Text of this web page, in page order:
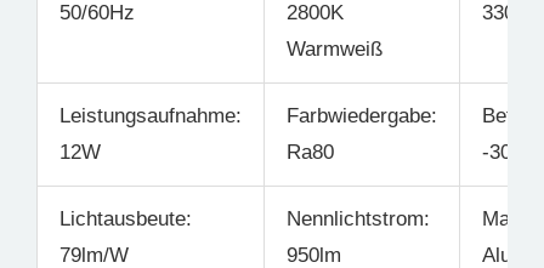
50/60Hz
2800K
Warmweiß
330°
Leistungsaufnahme:
12W
Farbwiedergabe:
Ra80
-30°C
Lichtausbeute:
79lm/W
Nennlichtstrom:
950lm